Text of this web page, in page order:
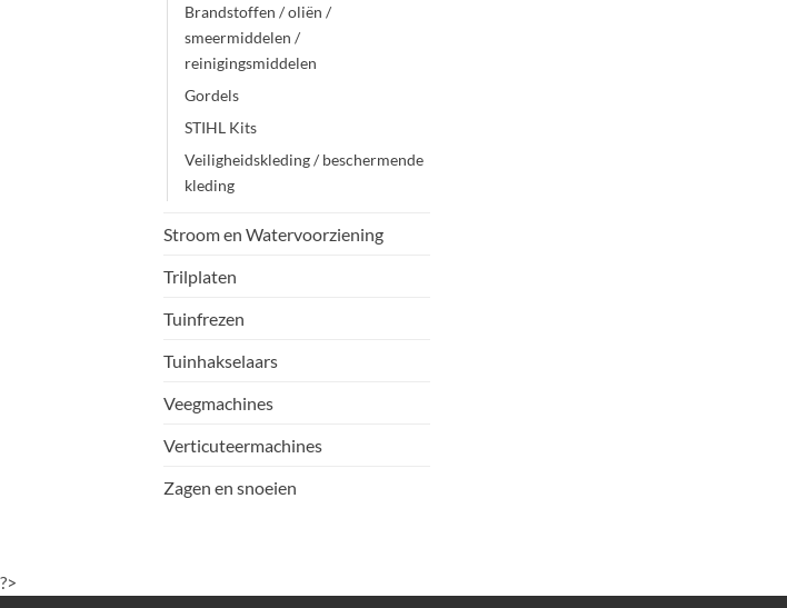
Brandstoffen / oliën /
smeermiddelen /
reinigingsmiddelen
Gordels
STIHL Kits
Veiligheidskleding / beschermende
kleding
Stroom en Watervoorziening
Trilplaten
Tuinfrezen
Tuinhakselaars
Veegmachines
Verticuteermachines
Zagen en snoeien
?>